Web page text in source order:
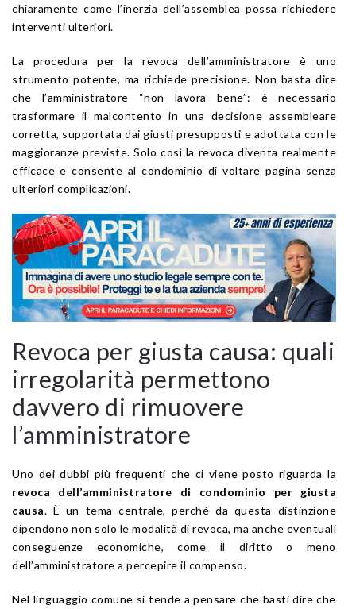
chiaramente come l’inerzia dell’assemblea possa richiedere
interventi ulteriori.
La procedura per la revoca dell’amministratore è uno
strumento potente, ma richiede precisione. Non basta dire
che l’amministratore “non lavora bene”: è necessario
trasformare il malcontento in una decisione assembleare
corretta, supportata dai giusti presupposti e adottata con le
maggioranze previste. Solo così la revoca diventa realmente
efficace e consente al condominio di voltare pagina senza
ulteriori complicazioni.
Revoca per giusta causa: quali
irregolarità permettono
davvero di rimuovere
l’amministratore
Uno dei dubbi più frequenti che ci viene posto riguarda la
revoca dell’amministratore di condominio per giusta
causa. È un tema centrale, perché da questa distinzione
dipendono non solo le modalità di revoca, ma anche eventuali
conseguenze economiche, come il diritto o meno
dell’amministratore a percepire il compenso.
Nel linguaggio comune si tende a pensare che basti dire che